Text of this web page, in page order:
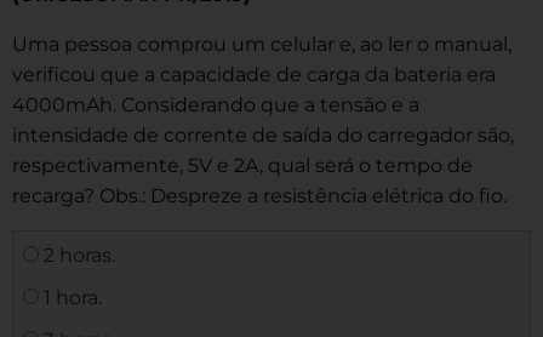
Uma pessoa comprou um celular e, ao ler o manual,
verificou que a capacidade de carga da bateria era
4000mAh. Considerando que a tensão e a
intensidade de corrente de saída do carregador são,
respectivamente, 5V e 2A, qual será o tempo de
recarga? Obs.: Despreze a resistência elétrica do fio.
2 horas.
1 hora.